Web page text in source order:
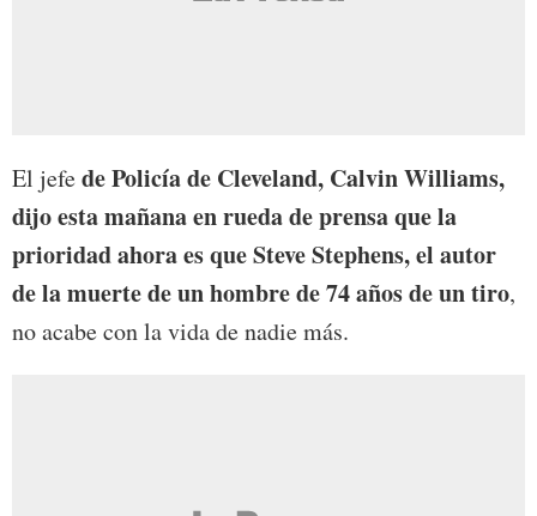
El jefede Policía de Cleveland, Calvin Williams,
dijo esta mañana en rueda de prensa que la
prioridad ahora es que Steve Stephens, el autor
de la muerte de un hombre de 74 años de un tiro,
no acabe con la vida de nadie más.